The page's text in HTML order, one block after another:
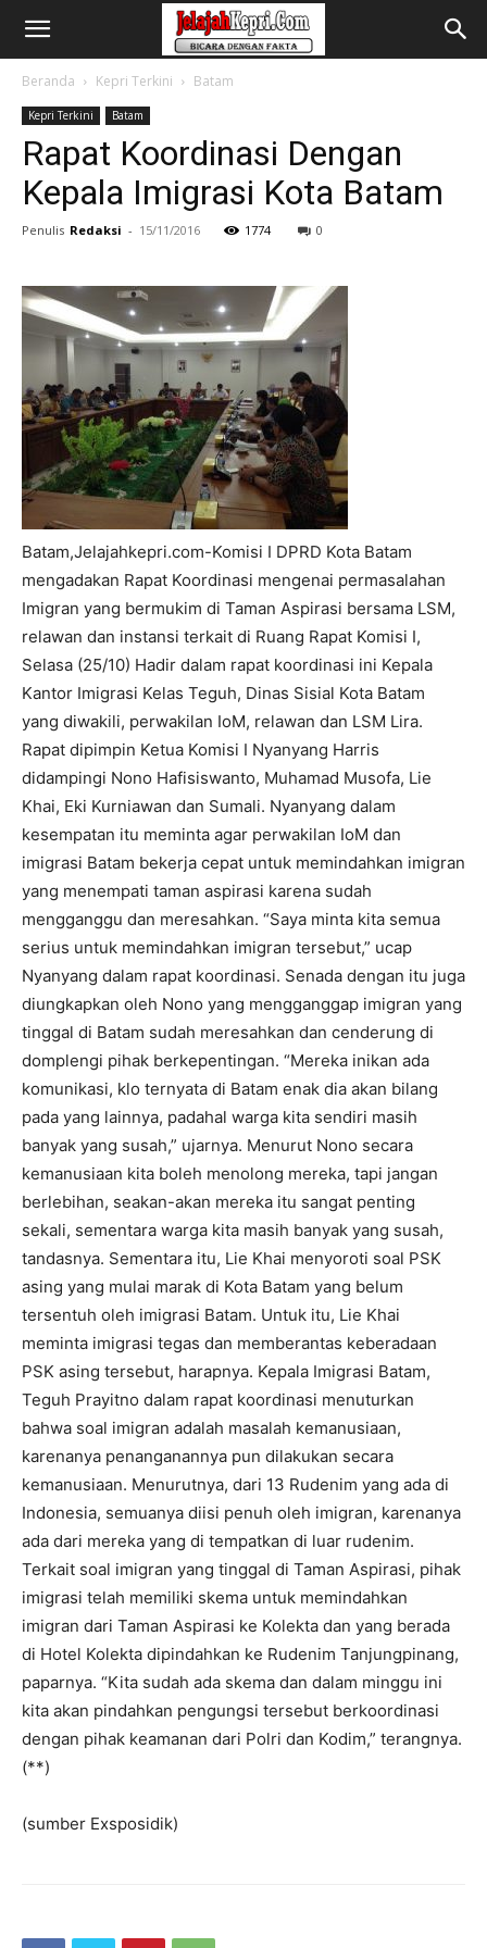
Beranda Kepri Terkini Batam
Kepri Terkini Batam
Rapat Koordinasi Dengan
Kepala Imigrasi Kota Batam
Penulis Redaksi - 15/11/2016 1774 0
Batam,Jelajahkepri.com-Komisi I DPRD Kota Batam
mengadakan Rapat Koordinasi mengenai permasalahan
Imigran yang bermukim di Taman Aspirasi bersama LSM,
relawan dan instansi terkait di Ruang Rapat Komisi I,
Selasa (25/10) Hadir dalam rapat koordinasi ini Kepala
Kantor Imigrasi Kelas Teguh, Dinas Sisial Kota Batam
yang diwakili, perwakilan IoM, relawan dan LSM Lira.
Rapat dipimpin Ketua Komisi I Nyanyang Harris
didampingi Nono Hafisiswanto, Muhamad Musofa, Lie
Khai, Eki Kurniawan dan Sumali. Nyanyang dalam
kesempatan itu meminta agar perwakilan IoM dan
imigrasi Batam bekerja cepat untuk memindahkan imigran
yang menempati taman aspirasi karena sudah
mengganggu dan meresahkan. “Saya minta kita semua
serius untuk memindahkan imigran tersebut,” ucap
Nyanyang dalam rapat koordinasi. Senada dengan itu juga
diungkapkan oleh Nono yang mengganggap imigran yang
tinggal di Batam sudah meresahkan dan cenderung di
domplengi pihak berkepentingan. “Mereka inikan ada
komunikasi, klo ternyata di Batam enak dia akan bilang
pada yang lainnya, padahal warga kita sendiri masih
banyak yang susah,” ujarnya. Menurut Nono secara
kemanusiaan kita boleh menolong mereka, tapi jangan
berlebihan, seakan-akan mereka itu sangat penting
sekali, sementara warga kita masih banyak yang susah,
tandasnya. Sementara itu, Lie Khai menyoroti soal PSK
asing yang mulai marak di Kota Batam yang belum
tersentuh oleh imigrasi Batam. Untuk itu, Lie Khai
meminta imigrasi tegas dan memberantas keberadaan
PSK asing tersebut, harapnya. Kepala Imigrasi Batam,
Teguh Prayitno dalam rapat koordinasi menuturkan
bahwa soal imigran adalah masalah kemanusiaan,
karenanya penanganannya pun dilakukan secara
kemanusiaan. Menurutnya, dari 13 Rudenim yang ada di
Indonesia, semuanya diisi penuh oleh imigran, karenanya
ada dari mereka yang di tempatkan di luar rudenim.
Terkait soal imigran yang tinggal di Taman Aspirasi, pihak
imigrasi telah memiliki skema untuk memindahkan
imigran dari Taman Aspirasi ke Kolekta dan yang berada
di Hotel Kolekta dipindahkan ke Rudenim Tanjungpinang,
paparnya. “Kita sudah ada skema dan dalam minggu ini
kita akan pindahkan pengungsi tersebut berkoordinasi
dengan pihak keamanan dari Polri dan Kodim,” terangnya.
(**)
(sumber Exsposidik)